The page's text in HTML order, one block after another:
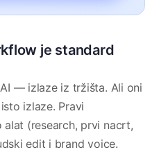
je standard
— izlaze iz tržišta. Ali oni
izlaze. Pravi
(research, prvi nacrt,
edit i brand voice.